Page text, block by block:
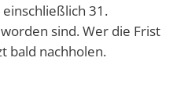
31.
sind. Wer die Frist
bald nachholen.